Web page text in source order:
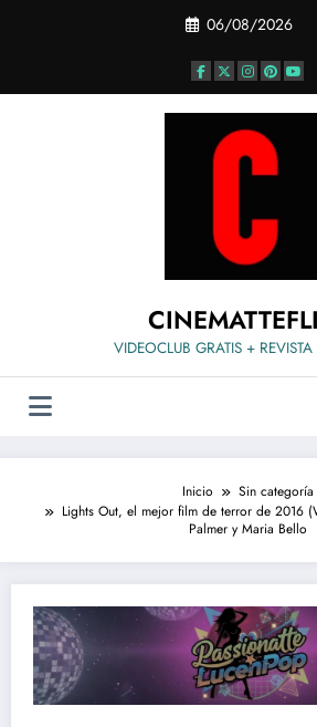
06/08/2026
VIDEOCLUB GRATIS +
Inicio
Sin categoría
Lights Out, el mejor film de terror de 2016
Palmer y Maria Bello